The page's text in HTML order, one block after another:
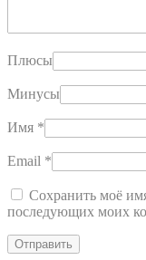
Плюсы
Минусы
Имя *
Email *
Сохранить моё
последующих моих